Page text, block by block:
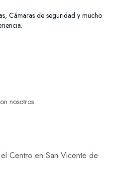
Cámaras de seguridad y mucho
nosotros
Centro en San Vicente de